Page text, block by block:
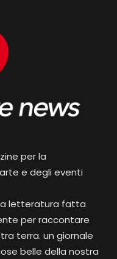
per la
e degli eventi
letteratura fatta
per raccontare
terra. un giornale
belle della nostra